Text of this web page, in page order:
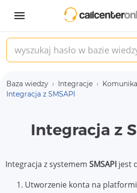
Baza wiedzy › Integracje ›
Integracja z SMSAPI
Integracja z
Integracja z systememSMSAPI jest
Utworzenie konta na